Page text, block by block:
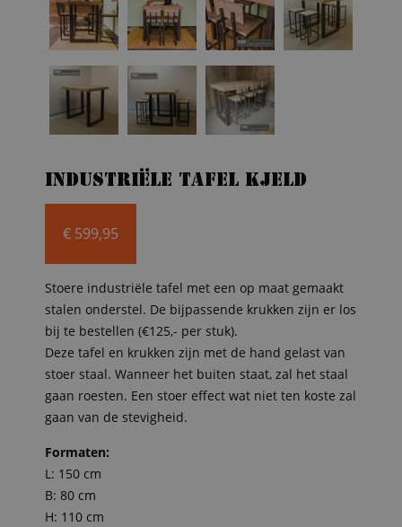
Industriële tafel Kjeld
€ 599,95
Stoere industriële tafel met een op maat gemaakt
stalen onderstel. De bijpassende krukken zijn er los
bij te bestellen (€125,- per stuk).
Deze tafel en krukken zijn met de hand gelast van
stoer staal. Wanneer het buiten staat, zal het staal
gaan roesten. Een stoer effect wat niet ten koste zal
gaan van de stevigheid.
Formaten:
L: 150 cm
B: 80 cm
H: 110 cm